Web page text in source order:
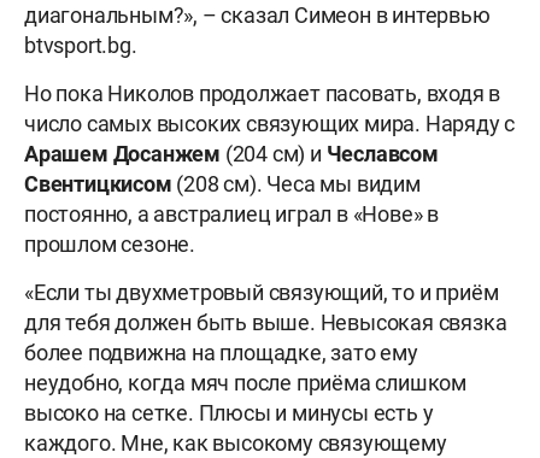
диагональным?», – сказал Симеон в интервью
btvsport.bg.
Но пока Николов продолжает пасовать, входя в
число самых высоких связующих мира. Наряду с
Арашем Досанжем (204 см) и Чеславсом
Свентицкисом (208 см). Чеса мы видим
постоянно, а австралиец играл в «Нове» в
прошлом сезоне.
«Если ты двухметровый связующий, то и приём
для тебя должен быть выше. Невысокая связка
более подвижна на площадке, зато ему
неудобно, когда мяч после приёма слишком
высоко на сетке. Плюсы и минусы есть у
каждого. Мне, как высокому связующему